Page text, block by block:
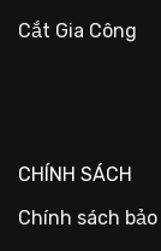
Cắt Gia Công
CHÍNH SÁCH
Chính sách